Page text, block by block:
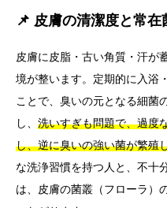
📌 皮膚の清潔度と常在
皮膚に皮脂・古い角質・汗が
境が整います。定期的に入浴
ことで、臭いの元となる細菌
し、 洗いすぎも問題で、過度
し、逆に臭いの強い菌が繁殖
な洗浄習慣を持つ人と、不十
は、皮膚の菌叢（フローラ）